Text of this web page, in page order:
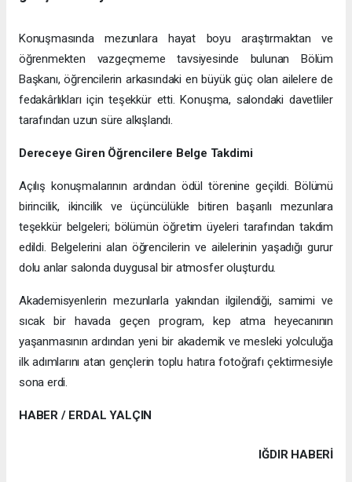
Konuşmasında mezunlara hayat boyu araştırmaktan ve
öğrenmekten vazgeçmeme tavsiyesinde bulunan Bölüm
Başkanı, öğrencilerin arkasındaki en büyük güç olan ailelere de
fedakârlıkları için teşekkür etti. Konuşma, salondaki davetliler
tarafından uzun süre alkışlandı.
Dereceye Giren Öğrencilere Belge Takdimi
Açılış konuşmalarının ardından ödül törenine geçildi. Bölümü
birincilik, ikincilik ve üçüncülükle bitiren başarılı mezunlara
teşekkür belgeleri; bölümün öğretim üyeleri tarafından takdim
edildi. Belgelerini alan öğrencilerin ve ailelerinin yaşadığı gurur
dolu anlar salonda duygusal bir atmosfer oluşturdu.
Akademisyenlerin mezunlarla yakından ilgilendiği, samimi ve
sıcak bir havada geçen program, kep atma heyecanının
yaşanmasının ardından yeni bir akademik ve mesleki yolculuğa
ilk adımlarını atan gençlerin toplu hatıra fotoğrafı çektirmesiyle
sona erdi.
HABER / ERDAL YALÇIN
IĞDIR HABERİ